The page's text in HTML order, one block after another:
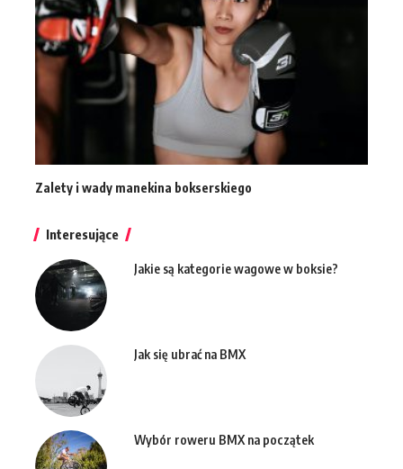
Zalety i wady manekina bokserskiego
Interesujące
Jakie są kategorie wagowe w boksie?
Jak się ubrać na BMX
Wybór roweru BMX na początek